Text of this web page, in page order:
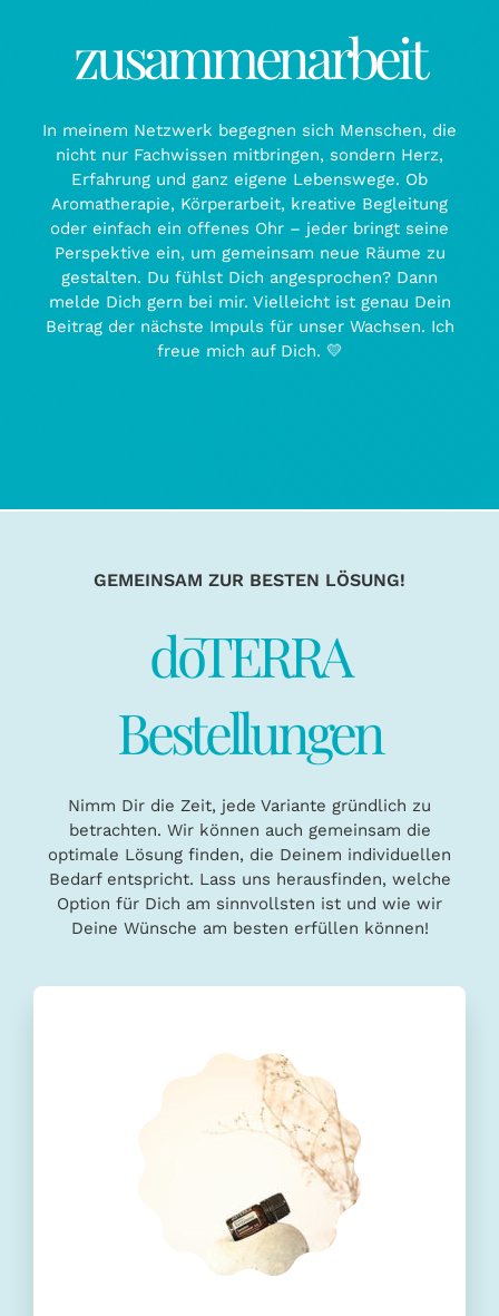
zusammenarbeit
In meinem Netzwerk begegnen sich Menschen, die
nicht nur Fachwissen mitbringen, sondern Herz,
Erfahrung und ganz eigene Lebenswege. Ob
Aromatherapie, Körperarbeit, kreative Begleitung
oder einfach ein offenes Ohr – jeder bringt seine
Perspektive ein, um gemeinsam neue Räume zu
gestalten. Du fühlst Dich angesprochen? Dann
melde Dich gern bei mir. Vielleicht ist genau Dein
Beitrag der nächste Impuls für unser Wachsen. Ich
freue mich auf Dich. 💛
GEMEINSAM ZUR BESTEN LÖSUNG!
dōTERRA
Bestellungen
Nimm Dir die Zeit, jede Variante gründlich zu
betrachten. Wir können auch gemeinsam die
optimale Lösung finden, die Deinem individuellen
Bedarf entspricht. Lass uns herausfinden, welche
Option für Dich am sinnvollsten ist und wie wir
Deine Wünsche am besten erfüllen können!